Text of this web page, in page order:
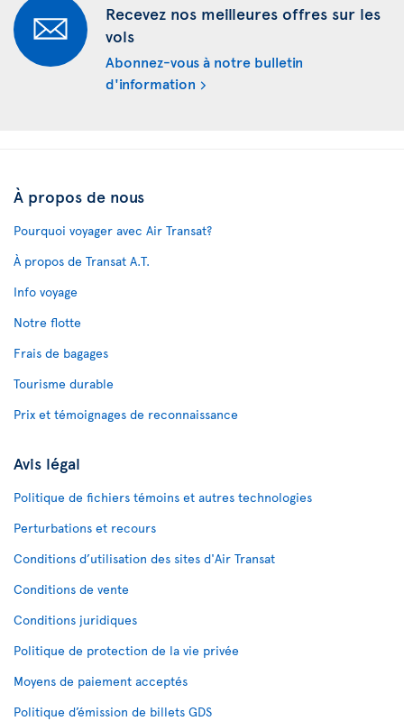
Recevez nos meilleures offres sur les
vols
Abonnez-vous à notre bulletin
d'information
À propos de nous
Pourquoi voyager avec Air Transat?
À propos de Transat A.T.
Info voyage
Notre flotte
Frais de bagages
Tourisme durable
Prix et témoignages de reconnaissance
Avis légal
Politique de fichiers témoins et autres technologies
Perturbations et recours
Conditions d’utilisation des sites d'Air Transat
Conditions de vente
Conditions juridiques
Politique de protection de la vie privée
Moyens de paiement acceptés
Politique d’émission de billets GDS